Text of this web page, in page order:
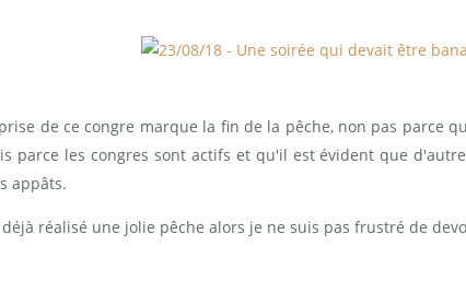
de ce congre marque la fin de la pêche, non pas parce
parce les congres sont actifs et qu'il est évident que
appâts.
déjà réalisé une jolie pêche alors je ne suis pas frustré de